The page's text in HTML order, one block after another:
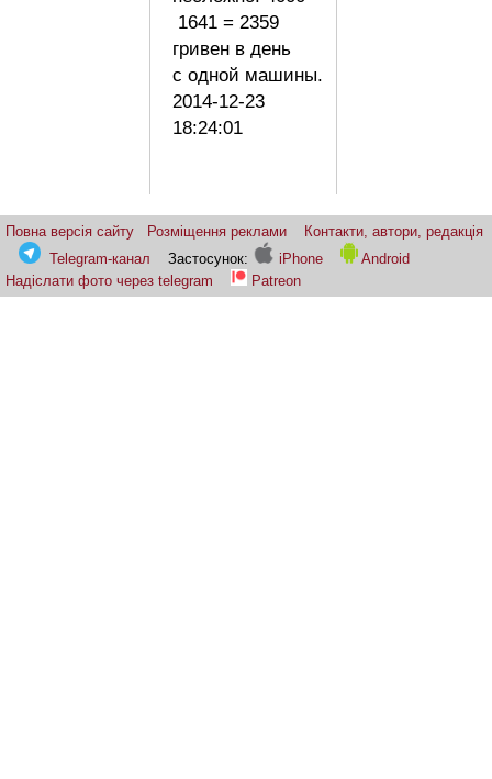
1641 = 2359
гривен в день
с одной машины.
2014-12-23
18:24:01
Повна версія сайту Розміщення реклами
Контакти, автори, редакція
Telegram-канал
Застосунок: iPhone
Android
Надіслати фото через telegram
Patreon